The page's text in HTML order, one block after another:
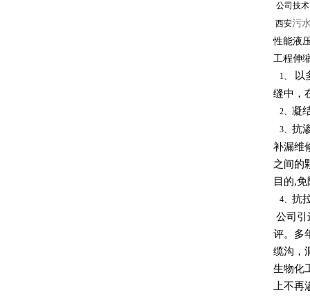
公司技
西安污
性能液
工程伸
1、
以
缝中，
2、 凝
3、 抗
补漏维
之间的
目的,
4、 抗
公司引
评。多
缆沟，
生物化
上不再